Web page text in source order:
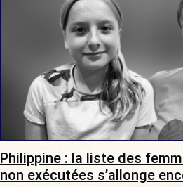
Philippine : la liste des
non exécutées s’allonge